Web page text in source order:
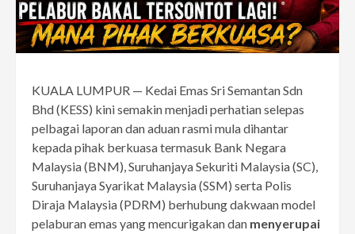
KUALA LUMPUR — Kedai Emas Sri Semantan Sdn
Bhd (KESS) kini semakin menjadi perhatian selepas
pelbagai laporan dan aduan rasmi mula dihantar
kepada pihak berkuasa termasuk Bank Negara
Malaysia (BNM), Suruhanjaya Sekuriti Malaysia (SC),
Suruhanjaya Syarikat Malaysia (SSM) serta Polis
Diraja Malaysia (PDRM) berhubung dakwaan model
pelaburan emas yang mencurigakan dan menyerupai